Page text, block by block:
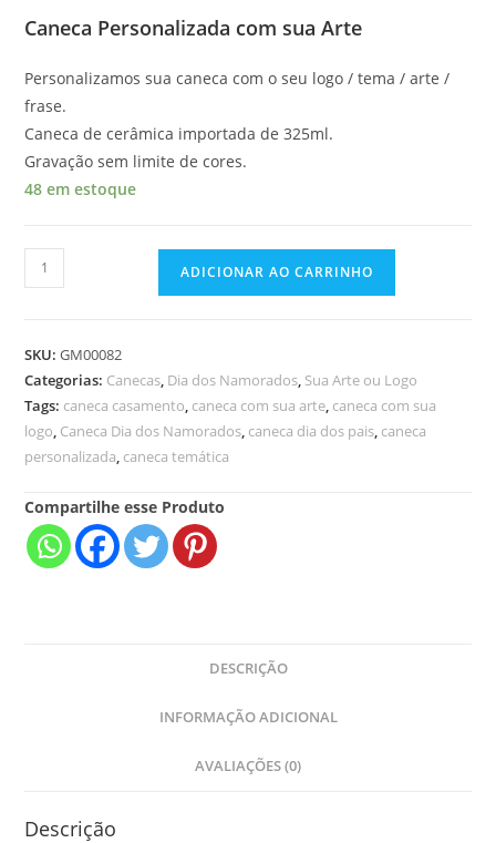
Caneca Personalizada com sua Arte
Personalizamos sua caneca com o seu logo / tema / arte /
frase.
Caneca de cerâmica importada de 325ml.
Gravação sem limite de cores.
48 em estoque
ADICIONAR AO CARRINHO
SKU:GM00082
Categorias: Canecas Dia dos Namorados Sua Arte ou Logo
Tags: caneca casamento caneca com sua arte caneca com sua
logo Caneca Dia dos Namorados caneca dia dos pais caneca
personalizada caneca temática
Compartilhe esse Produto
DESCRIÇÃO
INFORMAÇÃO ADICIONAL
AVALIAÇÕES (0)
Descrição